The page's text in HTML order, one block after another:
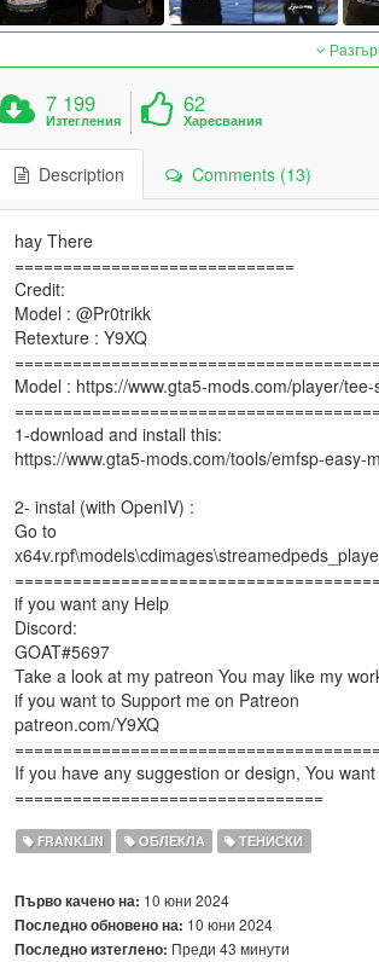
7 199
Изтегления
62
Харесвания
Description Comments (13)
hay There
=============================
Credit:
Model : @Pr0trikk
Retexture : Y9XQ
Model : https://www.gta5-mods.com/player/
1-download and install this:
https://www.gta5-mods.com/tools/emfsp-easy-
2- instal (with OpenIV) :
Go to
if you want any Help
Discord:
GOAT#5697
Take a look at my patreon You may like my
if you want to Support me on Patreon
patreon.com/Y9XQ
If you have any suggestion or design, You
================================
FRANKLIN ОБЛЕКЛА ТЕНИСКИ
Първо качено на: 10 юни 2024
Последно обновено на: 10 юни 2024
Последно изтеглено: Преди 43 минути